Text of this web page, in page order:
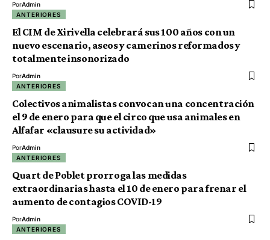
PorAdmin
ANTERIORES
El CIM de Xirivella celebrará sus 100 años con un
nuevo escenario, aseos y camerinos reformados y
totalmente insonorizado
PorAdmin
ANTERIORES
Colectivos animalistas convocan una concentración
el 9 de enero para que el circo que usa animales en
Alfafar «clausure su actividad»
PorAdmin
ANTERIORES
Quart de Poblet prorroga las medidas
extraordinarias hasta el 10 de enero para frenar el
aumento de contagios COVID-19
PorAdmin
ANTERIORES